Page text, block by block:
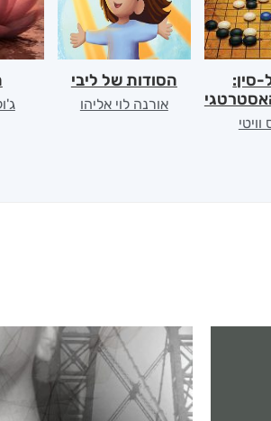
סין:
הסודות של ליבי
אורנה לוי אליהו